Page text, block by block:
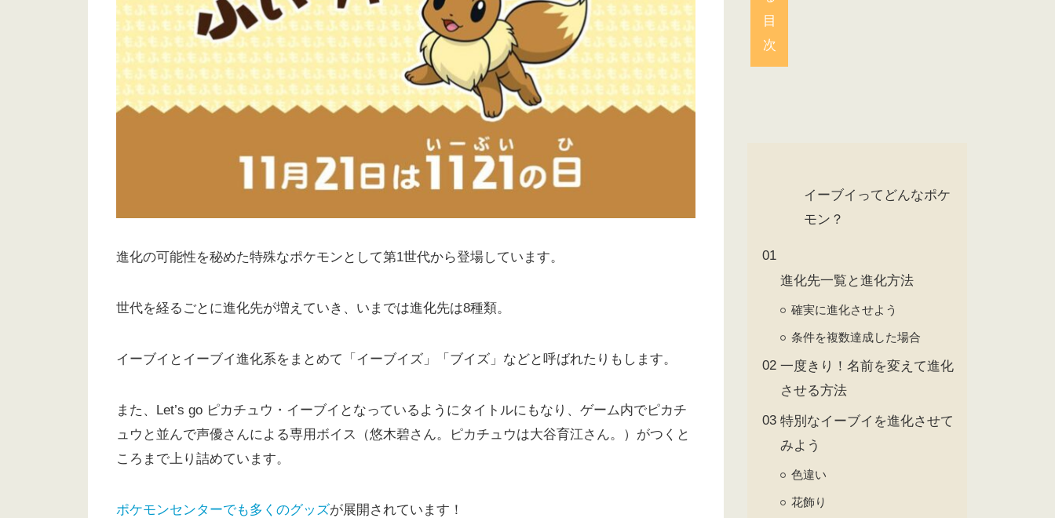
進化の可能性を秘めた特殊なポケモンとして第1世代から登場しています。
世代を経るごとに進化先が増えていき、いまでは進化先は8種類。
イーブイとイーブイ進化系をまとめて「イーブイズ」「ブイズ」などと呼ばれたりもします。
また、Let’s go ピカチュウ・イーブイとなっているようにタイトルにもなり、ゲーム内でピカチ
ュウと並んで声優さんによる専用ボイス（悠木碧さん。ピカチュウは大谷育江さん。）がつくと
ころまで上り詰めています。
ポケモンセンターでも多くのグッズが展開されています！
目
次
イーブイってどんなポケ
モン？
進化先一覧と進化方法
確実に進化させよう
条件を複数達成した場合
一度きり！名前を変えて進化
させる方法
特別なイーブイを進化させて
みよう
色違い
花飾り